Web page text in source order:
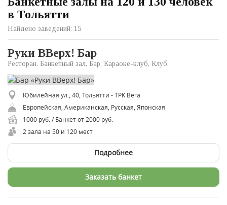
в Тольятти
Найдено заведений: 15
Руки ВВерх! Бар
Ресторан, Банкетный зал, Бар, Караоке-клуб, Клуб
Юбилейная ул., 40, Тольятти - ТРК Вега
Европейская, Американская, Русская, Японская
1000 руб. / Банкет от 2000 руб.
2 зала на 50 и 120 мест
Подробнее
Заказать банкет